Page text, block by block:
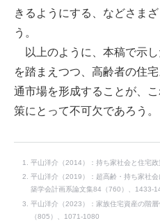
きるようにする、などさま
う。
以上のように、本稿で示
を踏まえつつ、高齢者の住
通市場を形成することが、
策にとって不可欠であろう。
平山洋介（2014）：持ち家社会と住宅
平山洋介（2019）：超高齢・持ち家社
築学会計画系論文集84（760）、1433-
平山洋介（2023）：家族住宅資産の階
（805）、1071-1080